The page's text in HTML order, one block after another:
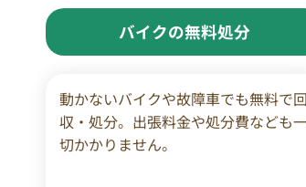
バイクの無料処分
動かないバイクや故障車でも無料で回
収・処分。出張料金や処分費なども
切かかりません。